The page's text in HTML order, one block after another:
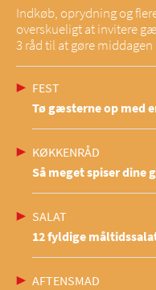
Indkøb, oprydning og
overskueligt at invitere
3 råd til at gøre
FEST
Tø gæsterne op med
KØKKENRÅD
Så meget spiser dine
SALAT
12 fyldige
AFTENSMAD